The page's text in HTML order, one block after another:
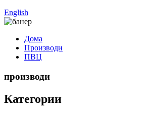
English
Дома
Производи
ПВЦ
производи
Категории